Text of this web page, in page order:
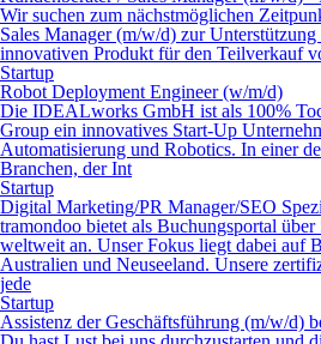
Wir suchen zum nächstmöglichen
Sales Manager (m/w/d) zur
innovativen Produkt für den Teilverkauf
Startup
Robot Deployment Engineer (w/m/d)
Die IDEALworks GmbH ist als 100%
Group ein innovatives Start-Up
Automatisierung und Robotics. In einer
Branchen, der Int
Startup
Digital Marketing/PR Manager/SEO
tramondoo bietet als Buchungsportal
weltweit an. Unser Fokus liegt dabei auf
Australien und Neuseeland. Unsere
jede
Startup
Assistenz der Geschäftsführung (m/w/d)